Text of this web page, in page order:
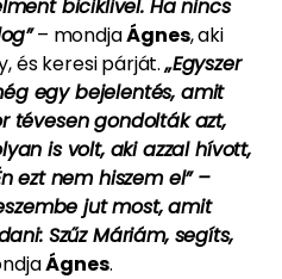
biciklivel. Ha nincs
– mondjaÁgnes, aki
és keresi párját.„Egyszer
egy bejelentés, amit
tévesen gondolták azt,
is volt, aki azzal hívott,
ezt nem hiszem el” –
jut most, amit
Szűz Máriám, segíts,
Ágnes.